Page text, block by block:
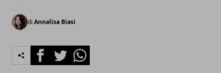
di Annalisa Biasi
FacebookTwitterWhatsapp